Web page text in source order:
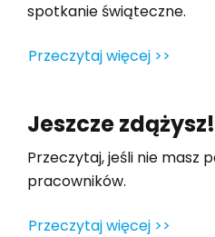
spotkanie świąteczne.
Przeczytaj więcej >>
Jeszcze zdążysz!
Przeczytaj, jeśli nie masz
pracowników.
Przeczytaj więcej >>